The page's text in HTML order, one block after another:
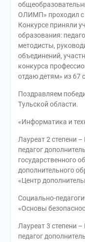
ОЛИМП» проходил с
Конкурсе приняли
образования:
методисты,
объединений,
конкурса
отдаю детям» из 67
Поздравляем
Тульской области.
«Информатика и
Лауреат 2 степени
педагог
государственного
дополнительного
«Центр
Социально-
«Основы
Лауреат 3 степени
педагог